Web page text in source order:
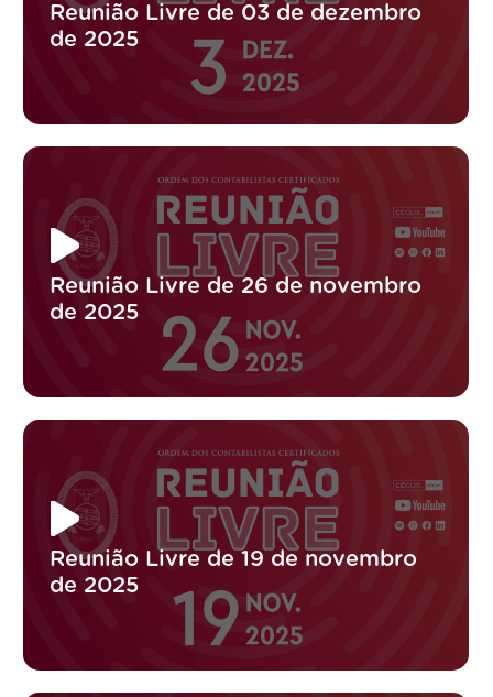
Reunião Livre de 03 de dezembro
de 2025
Reunião Livre de 26 de novembro
de 2025
Reunião Livre de 19 de novembro
de 2025